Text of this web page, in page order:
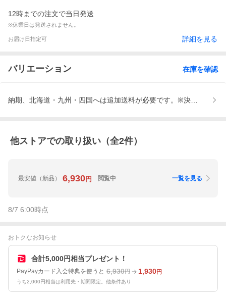
12時までの注文で当日発送
※休業日は発送されません。
お届け日指定可 詳細を見る
バリエーション 在庫を確認
納期、北海道・九州・四国へは追加送料が必要です。※決済後に加
他ストアでの取り扱い（全2件）
最安値 （新品） 6,930円 閲覧中 一覧を見る
8/7 6:00時点
おトクなお知らせ
合計5,000円相当プレゼント！
PayPayカード入会特典を使うと 6,930円 1,930円
うち2,000円相当は利用先・期間限定。他条件あり